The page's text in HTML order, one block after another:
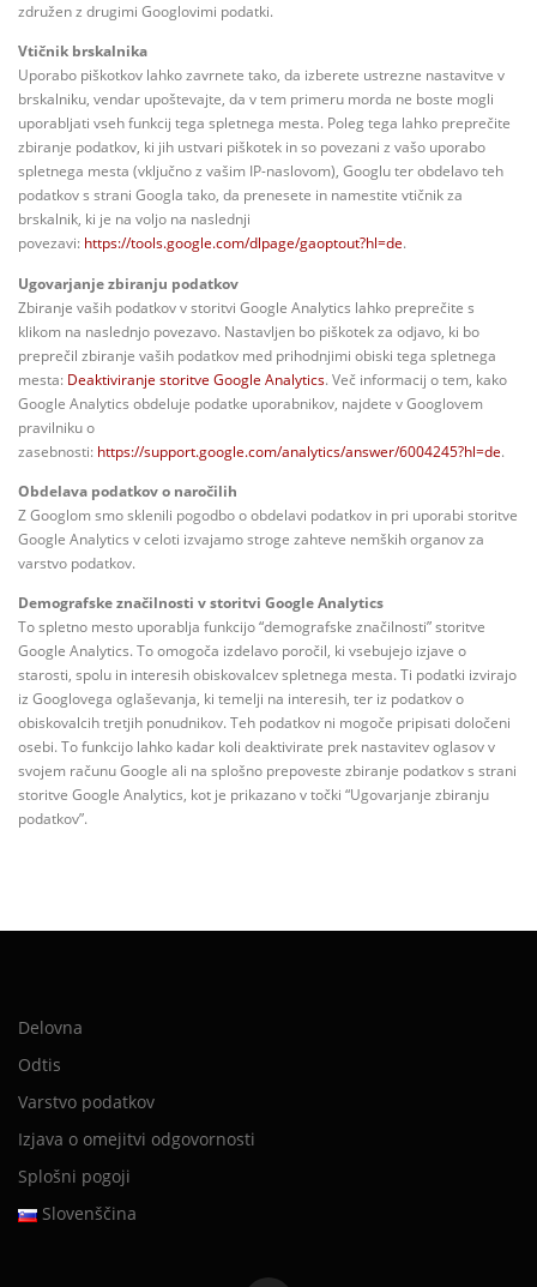
združen z drugimi Googlovimi podatki.
Vtičnik brskalnika
Uporabo piškotkov lahko zavrnete tako, da izberete ustrezne nastavitve v
brskalniku, vendar upoštevajte, da v tem primeru morda ne boste mogli
uporabljati vseh funkcij tega spletnega mesta. Poleg tega lahko preprečite
zbiranje podatkov, ki jih ustvari piškotek in so povezani z vašo uporabo
spletnega mesta (vključno z vašim IP-naslovom), Googlu ter obdelavo teh
podatkov s strani Googla tako, da prenesete in namestite vtičnik za
brskalnik, ki je na voljo na naslednji
povezavi: https://tools.google.com/dlpage/gaoptout?hl=de.
Ugovarjanje zbiranju podatkov
Zbiranje vaših podatkov v storitvi Google Analytics lahko preprečite s
klikom na naslednjo povezavo. Nastavljen bo piškotek za odjavo, ki bo
preprečil zbiranje vaših podatkov med prihodnjimi obiski tega spletnega
mesta: Deaktiviranje storitve Google Analytics. Več informacij o tem, kako
Google Analytics obdeluje podatke uporabnikov, najdete v Googlovem
pravilniku o
zasebnosti: https://support.google.com/analytics/answer/6004245?hl=de.
Obdelava podatkov o naročilih
Z Googlom smo sklenili pogodbo o obdelavi podatkov in pri uporabi storitve
Google Analytics v celoti izvajamo stroge zahteve nemških organov za
varstvo podatkov.
Demografske značilnosti v storitvi Google Analytics
To spletno mesto uporablja funkcijo “demografske značilnosti” storitve
Google Analytics. To omogoča izdelavo poročil, ki vsebujejo izjave o
starosti, spolu in interesih obiskovalcev spletnega mesta. Ti podatki izvirajo
iz Googlovega oglaševanja, ki temelji na interesih, ter iz podatkov o
obiskovalcih tretjih ponudnikov. Teh podatkov ni mogoče pripisati določeni
osebi. To funkcijo lahko kadar koli deaktivirate prek nastavitev oglasov v
svojem računu Google ali na splošno prepoveste zbiranje podatkov s strani
storitve Google Analytics, kot je prikazano v točki “Ugovarjanje zbiranju
podatkov”.
Delovna
Odtis
Varstvo podatkov
Izjava o omejitvi odgovornosti
Splošni pogoji
Slovenščina